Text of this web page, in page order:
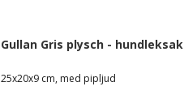
Gullan Gris plysch - hundleksak
25x20x9 cm, med pipljud